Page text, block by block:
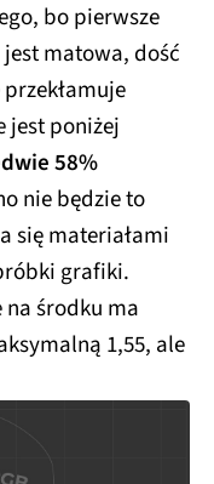
bo pierwsze
matowa, dość
jest poniżej
58%
nie będzie to
się materiałami
grafiki.
środku ma
1,55, ale